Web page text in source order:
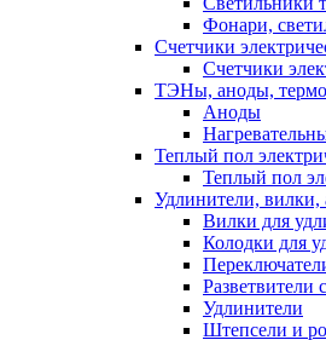
Фонари,
Счетчики
Счетчики
ТЭНы, аноды,
Аноды
Теплый пол
Теплый пол
Удлинители, вилки,
Вилки для
Колодки для
Разветвители
Удлинители
Штепсели и